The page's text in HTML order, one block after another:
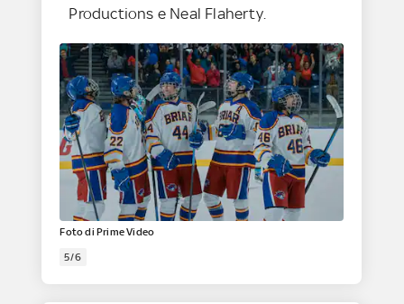
Productions e Neal Flaherty.
Foto di Prime Video
5/6